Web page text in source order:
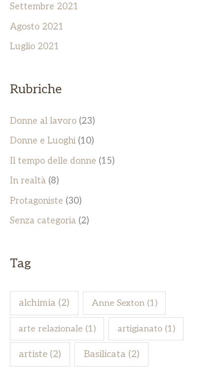
Settembre 2021
Agosto 2021
Luglio 2021
Rubriche
Donne al lavoro (23)
Donne e Luoghi (10)
Il tempo delle donne (15)
In realtà (8)
Protagoniste (30)
Senza categoria (2)
Tag
alchimia (2) Anne Sexton(1)
arte relazionale (1) artigianato(1)
artiste (2) Basilicata (2)